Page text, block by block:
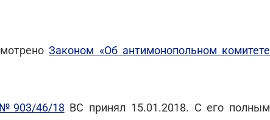
Законом «Об антимонопольном комитете
№903/46/18 ВС принял 15.01.2018. С его полным